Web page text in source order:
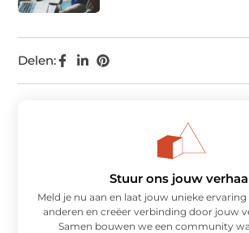
Delen:
Stuur ons jouw
Meld je nu aan en laat jouw unieke
anderen en creëer verbinding door jouw
Samen bouwen we een community